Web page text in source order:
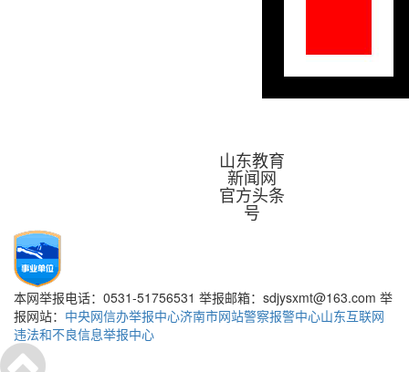
山东教育
新闻网
官方头条
号
本网举报电话：0531-51756531 举报邮箱：sdjysxmt@163.com 举
报网站： 中央网信办举报中心济南市网站警察报警中心山东互联网
违法和不良信息举报中心